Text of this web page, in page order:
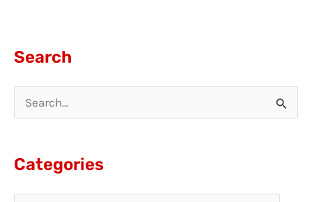
Search
Categories